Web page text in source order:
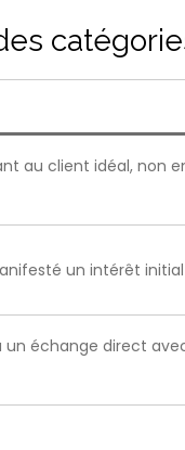
au client idéal, non
un intérêt initial
échange direct